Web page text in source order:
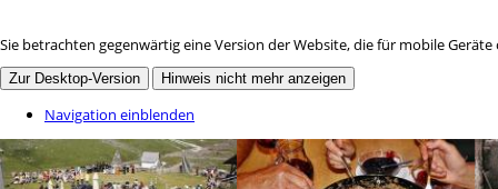
Sie betrachten gegenwärtig eine Version der Website, die für mobile
Zur Desktop-Version Hinweis nicht mehr anzeigen
Navigation einblenden